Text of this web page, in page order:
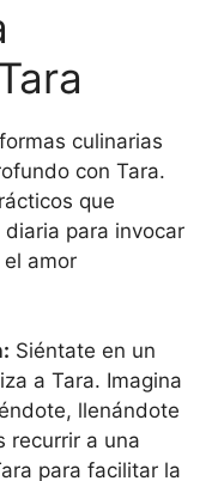
culinarias
con Tara.
que
para invocar
amor
Siéntate en un
a Tara. Imagina
llenándote
recurrir a una
para facilitar la